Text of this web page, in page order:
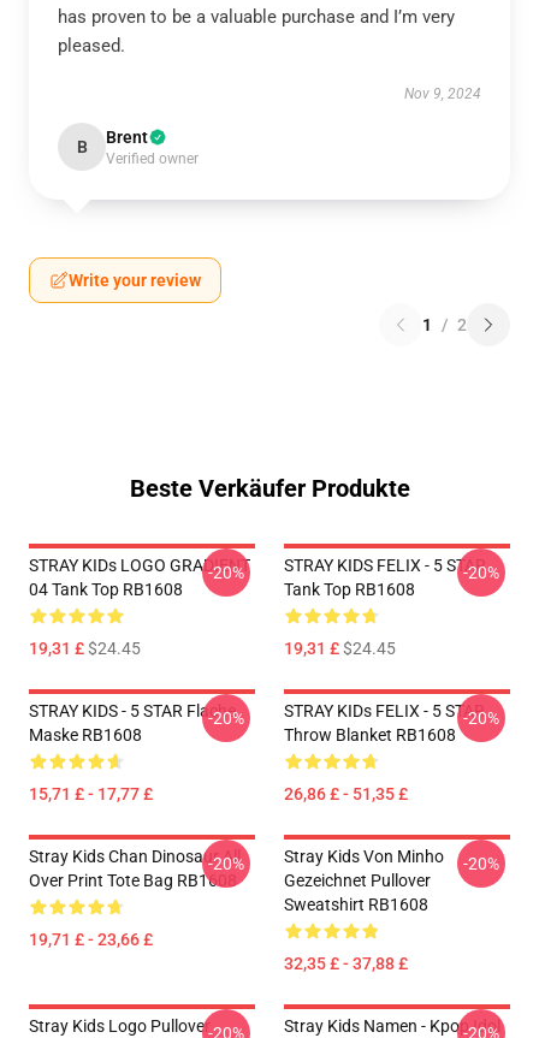
has proven to be a valuable purchase and I’m very
pleased.
Nov 9, 2024
B Brent
Verified owner
Write your review
1 / 2
Beste Verkäufer Produkte
STRAY KIDs LOGO GRADIENT
04 Tank Top RB1608
19,31 £$24.45
-20%
STRAY KIDS FELIX - 5 STAR
Tank Top RB1608
19,31 £$24.45
-20%
STRAY KIDS - 5 STAR Flache
Maske RB1608
15,71 £ - 17,77 £
-20%
STRAY KIDs FELIX - 5 STAR
Throw Blanket RB1608
26,86 £ - 51,35 £
-20%
Stray Kids Chan Dinosaur All
Over Print Tote Bag RB1608
19,71 £ - 23,66 £
-20%
Stray Kids Von Minho
Gezeichnet Pullover
Sweatshirt RB1608
32,35 £ - 37,88 £
-20%
Stray Kids Logo Pullover-20%
Stray Kids Namen - Kpop Idol
-20%